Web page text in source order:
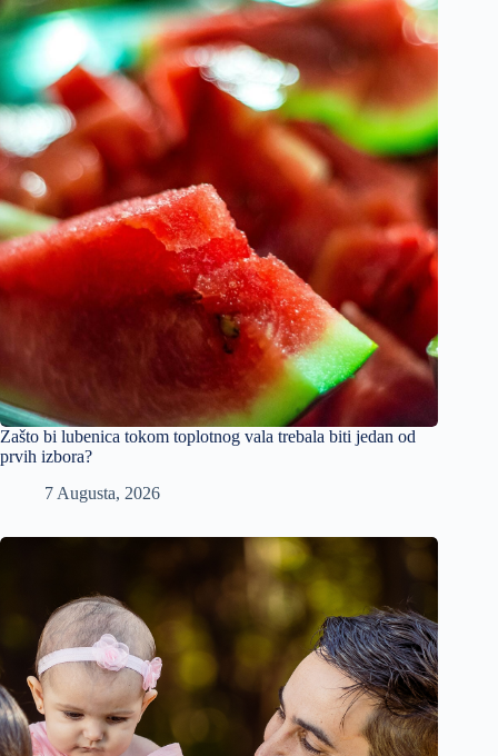
Zašto bi lubenica tokom toplotnog vala trebala biti jedan od
prvih izbora?
7 Augusta, 2026